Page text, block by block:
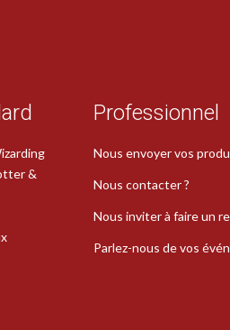
&
Professionnel
Nous envoyer vos
Nous contacter ?
Nous inviter à faire un
Parlez-nous de vos